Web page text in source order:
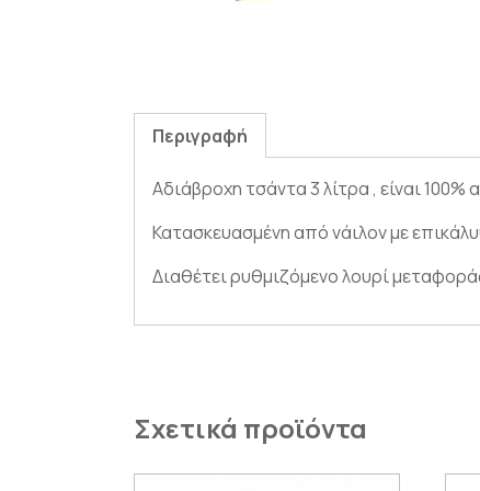
Περιγραφή
Αδιάβροχη τσάντα 3 λίτρα , είναι
Κατασκευασμένη από νάιλον με
Διαθέτει ρυθμιζόμενο λουρί
Σχετικά προϊόντα